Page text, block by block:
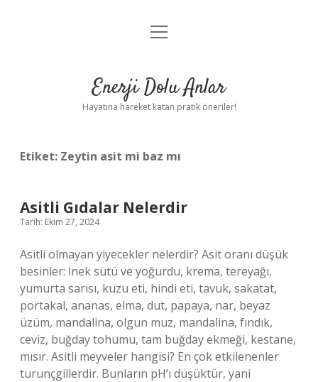
Anasayfa
Yasal Uyarı
menüyü
Enerji Dolu Anlar
Hayatına hareket katan pratik öneriler!
Etiket: Zeytin asit mi baz mı
Asitli Gıdalar Nelerdir
Tarih: Ekim 27, 2024
Asitli olmayan yiyecekler nelerdir? Asit oranı düşük
besinler: İnek sütü ve yoğurdu, krema, tereyağı,
yumurta sarısı, kuzu eti, hindi eti, tavuk, sakatat,
portakal, ananas, elma, dut, papaya, nar, beyaz
üzüm, mandalina, olgun muz, mandalina, fındık,
ceviz, buğday tohumu, tam buğday ekmeği, kestane,
mısır. Asitli meyveler hangisi? En çok etkilenenler
turunçgillerdir. Bunların pH’ı düşüktür, yani